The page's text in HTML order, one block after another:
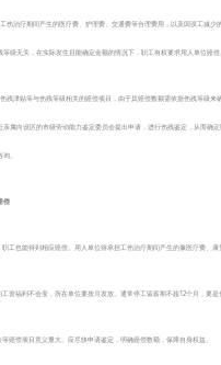
伤治疗期间产生的医疗费、护理费、交通费等合理费用，以及因误工减
级无关，在实际发生且能确定金额的情况下，职工有权要求用人单位赔偿。
残津贴等与伤残等级相关的赔偿项目，由于其赔偿数额需依据伤残等级
亲属向设区的市级劳动能力鉴定委员会提出申请，进行伤残鉴定，从而确
。
偿
工也能得到相应赔偿。用人单位得承担工伤治疗期间产生的像医疗费、康
资福利不会变，所在单位要按月发放。通常停工留薪期不超12个月，要是
赔偿项目意义重大。应尽快申请鉴定，明确赔偿数额，保障自身权益。